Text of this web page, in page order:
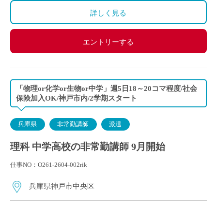
詳しく見る
エントリーする
「物理or化学or生物or中学」週5日18～20コマ程度/社会
保険加入OK/神戸市内/2学期スタート
兵庫県 非常勤講師 派遣
理科 中学高校の非常勤講師 9月開始
仕事NO：O261-2604-002rik
兵庫県神戸市中央区